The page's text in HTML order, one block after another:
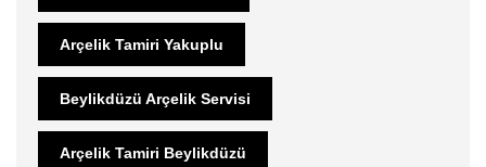
Arçelik Tamiri Yakuplu
Beylikdüzü Arçelik Servisi
Arçelik Tamiri Beylikdüzü